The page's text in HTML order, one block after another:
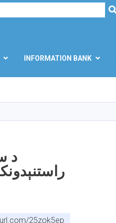
INFORMATION BANK
25zok5ep